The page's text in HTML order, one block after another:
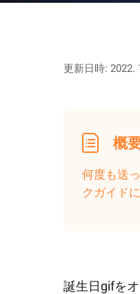
更新日時: 2022.
概
何度も送
クガイド
誕生日gifを